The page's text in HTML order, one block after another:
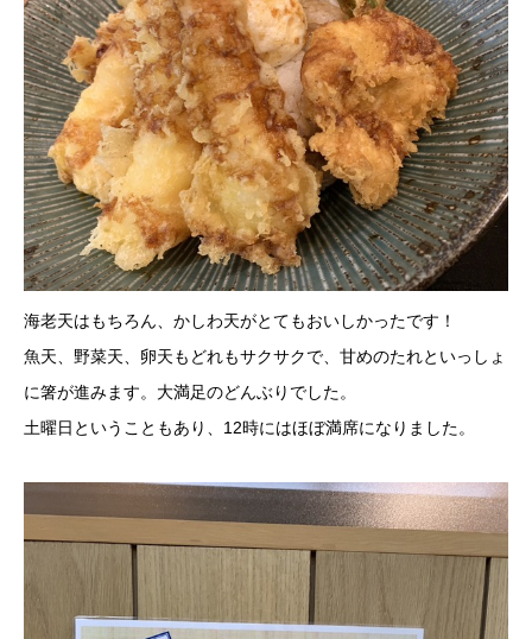
海老天はもちろん、かしわ天がとてもおいしかったです！
魚天、野菜天、卵天もどれもサクサクで、甘めのたれといっしょ
に箸が進みます。大満足のどんぶりでした。
土曜日ということもあり、12時にはほぼ満席になりました。